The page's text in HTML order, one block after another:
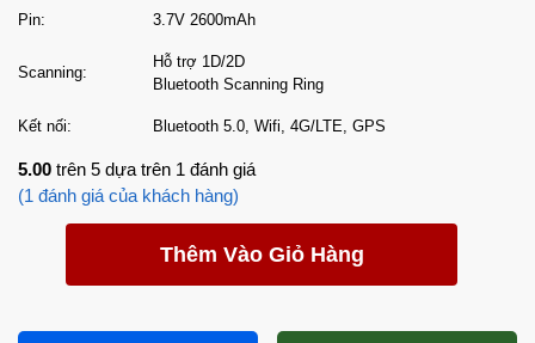
Pin: 3.7V 2600mAh
Scanning:
Hỗ trợ 1D/2D
Bluetooth Scanning Ring
Kết nối: Bluetooth 5.0, Wifi, 4G/LTE, GPS
5.00 trên 5 dựa trên 1 đánh giá
(1 đánh giá của khách hàng)
Thêm Vào Giỏ Hàng